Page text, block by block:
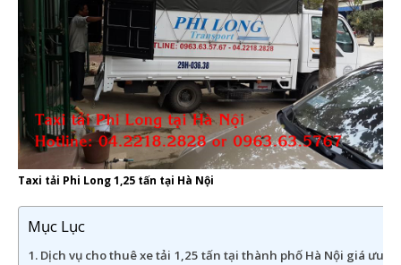
Taxi tải Phi Long 1,25 tấn tại Hà Nội
Mục Lục
Dịch vụ cho thuê xe tải 1,25 tấn tại thành phố Hà Nội giá ưu